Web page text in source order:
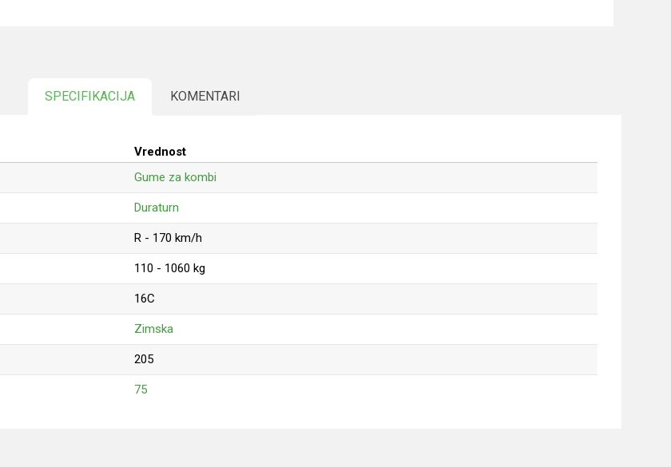
SPECIFIKACIJA KOMENTARI
Vrednost
Gume za kombi
Duraturn
R - 170 km/h
110 - 1060 kg
16C
Zimska
205
75